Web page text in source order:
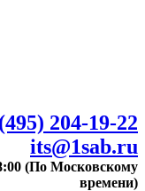
204-19-22
its@1sab.ru
(По Московскому
времени)